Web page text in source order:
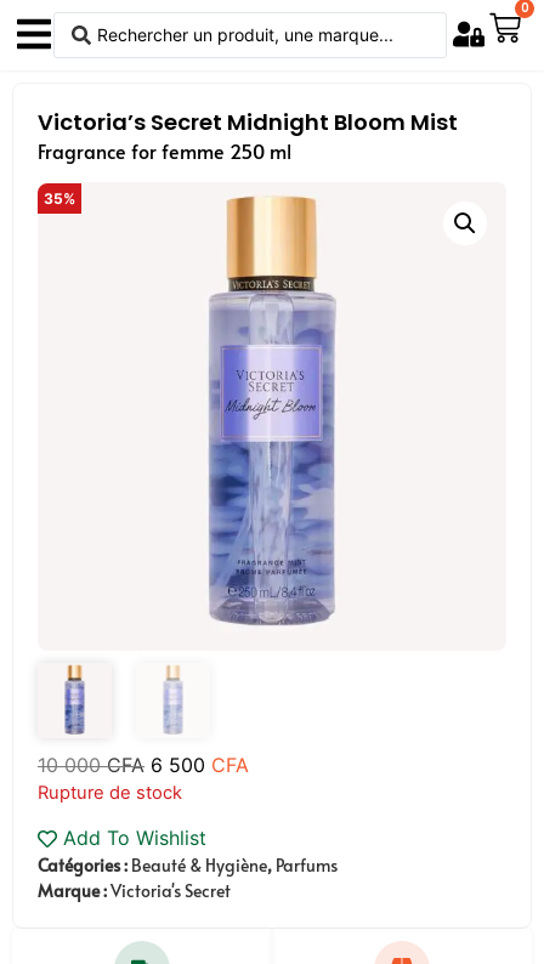
0
Victoria’s Secret Midnight Bloom Mist
Fragrance for femme 250 ml
35%
10 000CFA 6 500 CFA
Rupture de stock
Add To Wishlist
Catégories : Beauté & Hygiène, Parfums
Marque :Victoria's Secret